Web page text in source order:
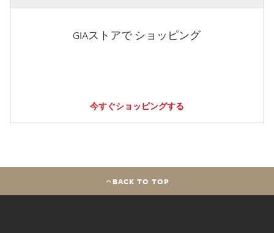
GIAストアで ショッピング
今すぐショッピングする
BACK TO TOP